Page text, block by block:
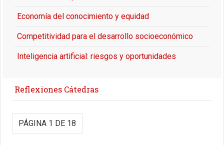
Economía del conocimiento y equidad
Competitividad para el desarrollo socioeconómico
Inteligencia artificial: riesgos y oportunidades
Reflexiones Cátedras
PÁGINA 1 DE 18